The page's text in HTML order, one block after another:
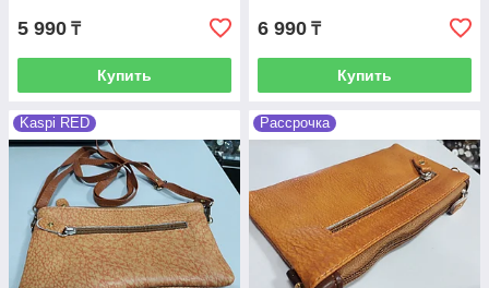
5 990 ₸
Купить
6 990 ₸
Купить
Kaspi RED Рассрочка